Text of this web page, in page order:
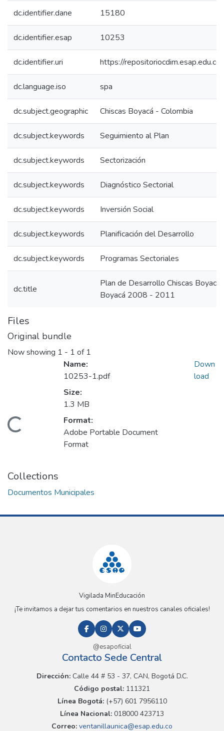
dc.identifier.dane 15180
dc.identifier.esap 10253
dc.identifier.uri https://
dc.language.iso spa
dc.subject.geographic Chiscas Boyacá - Colombia
dc.subject.keywords Seguimiento al Plan
dc.subject.keywords Sectorización
dc.subject.keywords Diagnóstico Sectorial
dc.subject.keywords Inversión Social
dc.subject.keywords Planificación del Desarrollo
dc.subject.keywords Programas Sectoriales
dc.title
Plan de Desarrollo Chiscas
Boyacá 2008 - 2011
Files
Original bundle
Now showing 1 - 1 of 1
Loading...
Name:
10253-1.pdf
Size:
1.3 MB
Format:
Adobe Portable Document
Format
Down
load
Collections
Documentos Municipales
Vigilada MinEducación
¡Te invitamos a dejar tus comentarios en nuestros canales oficiales!
@esapoficial
Contacto Sede Central
Dirección:Calle 44 # 53 - 37, CAN, Bogotá D.C.
Código postal: 111321
Línea Bogotá:(+57) 601 7956110
Línea Nacional: 018000 423713
Correo: ventanillaunica@esap.edu.co